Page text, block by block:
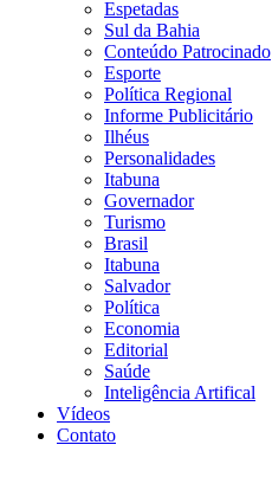
Espetadas
Sul da Bahia
Conteúdo Patrocinado
Esporte
Política Regional
Informe Publicitário
Ilhéus
Personalidades
Itabuna
Governador
Turismo
Brasil
Itabuna
Salvador
Política
Economia
Editorial
Saúde
Inteligência Artifical
Vídeos
Contato